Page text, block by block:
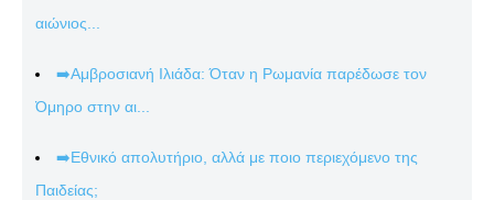
αιώνιος...
➡️Αμβροσιανή Ιλιάδα: Όταν η Ρωμανία παρέδωσε τον
Όμηρο στην αι...
➡️Εθνικό απολυτήριο, αλλά με ποιο περιεχόμενο της
Παιδείας;